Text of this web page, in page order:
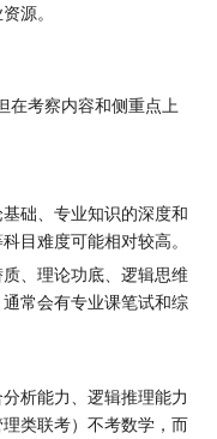
源。
在考察内容和侧重点上
础、专业知识的深度和
目难度可能相对较高。
、理论功底、逻辑思维
常会有专业课笔试和综
析能力、逻辑推理能力
类联考）不考数学，而